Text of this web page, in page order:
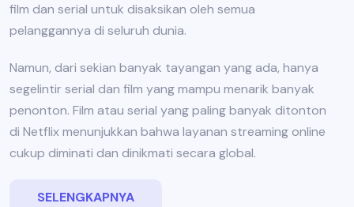
film dan serial untuk disaksikan oleh semua
pelanggannya di seluruh dunia.
Namun, dari sekian banyak tayangan yang ada, hanya
segelintir serial dan film yang mampu menarik banyak
penonton. Film atau serial yang paling banyak ditonton
di Netflix menunjukkan bahwa layanan streaming online
cukup diminati dan dinikmati secara global.
SELENGKAPNYA